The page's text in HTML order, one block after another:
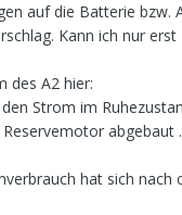
auf die Batterie bzw.
Kann ich nur
des A2 hier:
Strom im
abgebaut
hat sich nach